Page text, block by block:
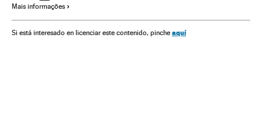
Mais informações
Si está interesado en licenciar este contenido, pinche aquí